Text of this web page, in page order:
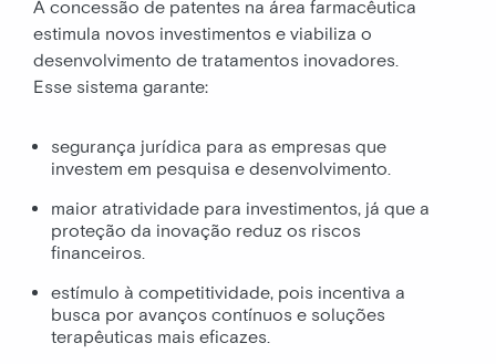
A concessão de patentes na área farmacêutica
estimula novos investimentos e viabiliza o
desenvolvimento de tratamentos inovadores.
Esse sistema garante:
segurança jurídica para as empresas que
investem em pesquisa e desenvolvimento.
maior atratividade para investimentos, já que a
proteção da inovação reduz os riscos
financeiros.
estímulo à competitividade, pois incentiva a
busca por avanços contínuos e soluções
terapêuticas mais eficazes.